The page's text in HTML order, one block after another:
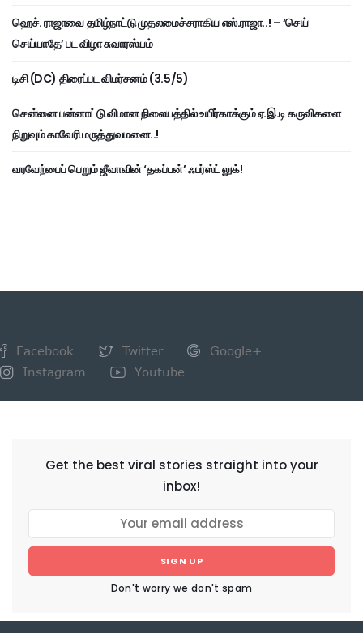
ஹெச். ராஜாவை தமிழ்நாட்டு முதலமைச்சராகிய எஸ்.ராஜா..! – ‘செய்
செய்யாதே’ பட விழா சுவாரஸ்யம்
டிசி (DC) திரைப்பட விமர்சனம் (3.5/5)
சென்னை பன்னாட்டு விமான நிலையத்தில் உயிர்காக்கும் ஏ.இ.டி கருவிகளை
நிறுவும் காவேரி மருத்துவமனை..!
வரவேற்பைப் பெறும் ஜீவாவின் ‘தகப்பன்’ ஃபர்ஸ்ட் லுக்!
Facebook Twitter
Google+
Instagram
Youtube
Get the best viral stories straight into your
inbox!
SIGN UP
Don't worry we don't spam